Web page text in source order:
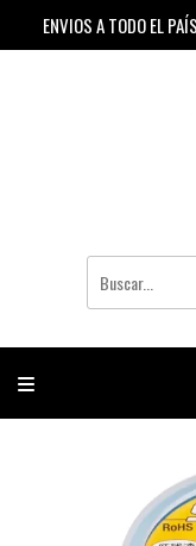
ENVIOS A TODO EL